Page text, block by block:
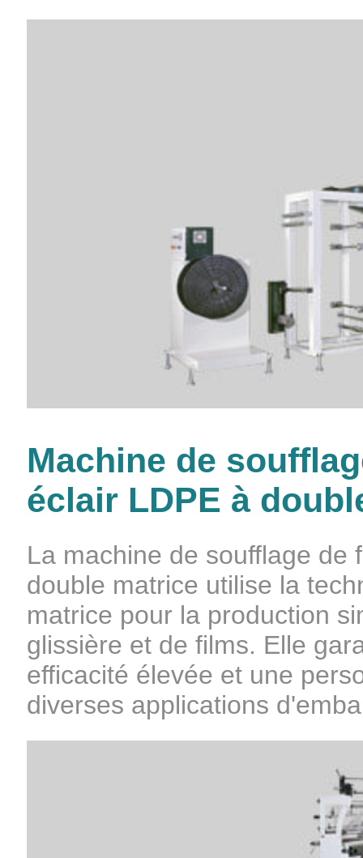
Machine de
éclair LDPE à
La machine de soufflage de
double matrice utilise la
matrice pour la production
glissière et de films. Elle
efficacité élevée et une
diverses applications